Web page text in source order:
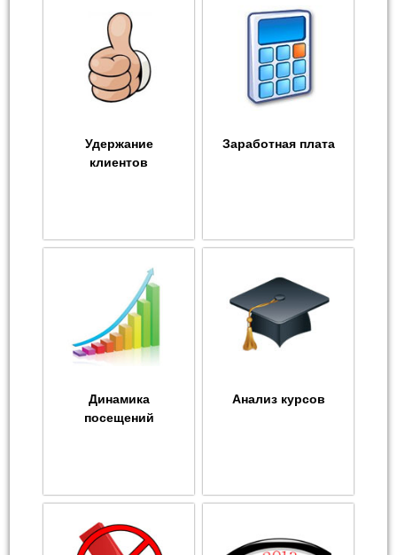
Удержание
клиентов
Заработная плата
Динамика
посещений
Анализ курсов